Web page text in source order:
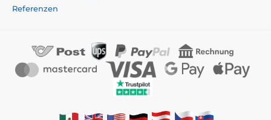
Referenzen